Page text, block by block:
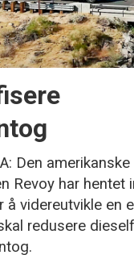
Den amerikanske
Revoy har hentet
å videreutvikle en
redusere